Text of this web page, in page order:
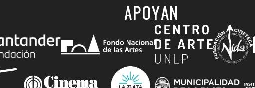
APOYAN